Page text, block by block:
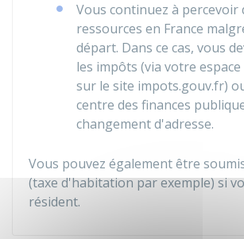
Vous continuez à percevoir
ressources en France
départ. Dans ce cas, vous
les impôts (via votre
sur le site impots.gouv.fr)
centre des finances
changement d'adresse.
Vous pouvez également être
(taxe d'habitation par exemple) si
résident.